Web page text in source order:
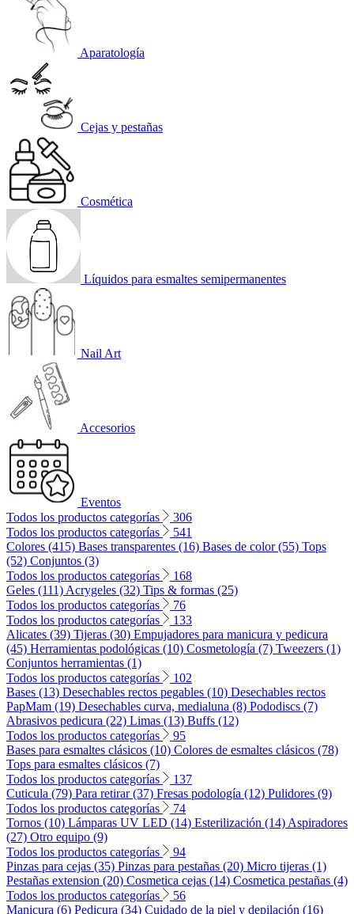
Aparatología
Cejas y pestañas
Cosmética
Líquidos para esmaltes semipermanentes
Nail Art
Accesorios
Eventos
Todos los productos categorías
306
Todos los productos categorías
541
Colores (415) Bases transparentes (16) Bases de color (55) Tops
(52) Conjuntos (3)
Todos los productos categorías
168
Geles (111) Acrygeles (32) Tips & formas (25)
Todos los productos categorías
76
Todos los productos categorías
133
Alicates (39) Tijeras (30) Empujadores para manicura y pedicura
(45) Herramientas podológicas (10) Cosmetología (7) Tweezers (1)
Conjuntos herramientas (1)
Todos los productos categorías
102
Bases (13) Desechables rectos pegables (10) Desechables rectos
PapMam (19) Desechables curva, medialuna (8) Pododiscs (7)
Abrasivos pedicura (22) Limas (13) Buffs (12)
Todos los productos categorías
95
Bases para esmaltes clásicos (10) Colores de esmaltes clásicos (78)
Tops para esmaltes clásicos (7)
Todos los productos categorías
137
Cuticula (79) Para retirar (37) Fresas podología (12) Pulidores (9)
Todos los productos categorías
74
Tornos (10) Lámparas UV LED (14) Esterilización (14) Aspiradores
(27) Otro equipo (9)
Todos los productos categorías
94
Pinzas para cejas (35) Pinzas para pestañas (20) Micro tijeras (1)
Pestañas extension (20) Cosmetica cejas (14) Cosmetica pestañas (4)
Todos los productos categorías
56
Manicura (6) Pedicura (34) Cuidado de la piel y depilación (16)